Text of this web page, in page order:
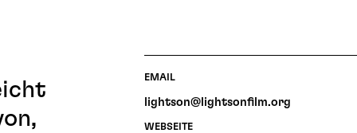
EMAIL
lightson@lightsonfilm.org
WEBSEITE